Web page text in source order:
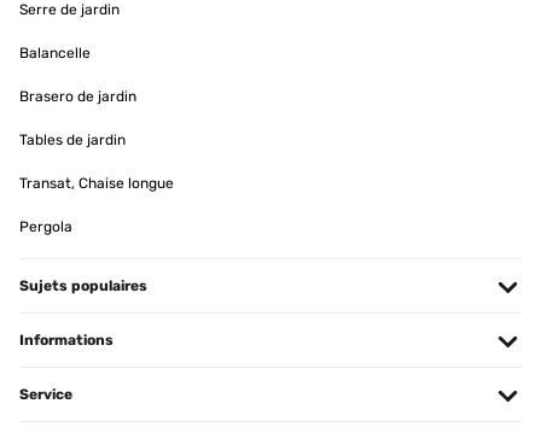
muy rápido, me dieron un rango de fechas y el primer día, ya lo
tenía en casa.Llegó muy bien embalado y protegido. Yo cogí el
pequeño, y es ligero y de calidad. Funciona de lujo, da buen calor y
Traduire
Serre de jardin
Balancelle
Brasero de jardin
Tables de jardin
Transat, Chaise longue
Pergola
Sujets populaires
Informations
Service